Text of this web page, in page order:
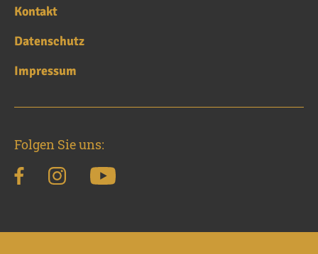
Kontakt
Datenschutz
Impressum
Folgen Sie uns: